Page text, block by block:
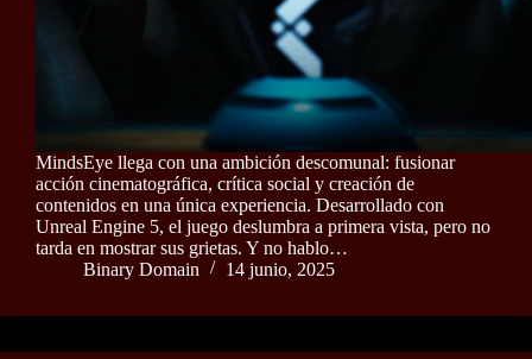
MindsEye llega con una ambición descomunal: fusionar
acción cinematográfica, crítica social y creación de
contenidos en una única experiencia. Desarrollado con
Unreal Engine 5, el juego deslumbra a primera vista, pero no
tarda en mostrar sus grietas. Y no hablo…
Binary Domain
14 junio, 2025